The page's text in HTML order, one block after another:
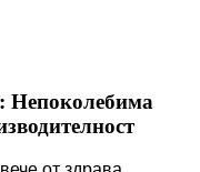
Непоколебима